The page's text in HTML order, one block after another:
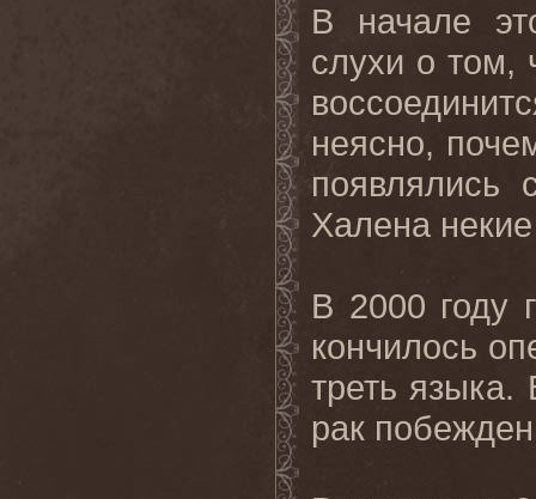
В начале
слухи о том,
неясно,
Халена
В 2000 году
кончилось
треть языка.
рак